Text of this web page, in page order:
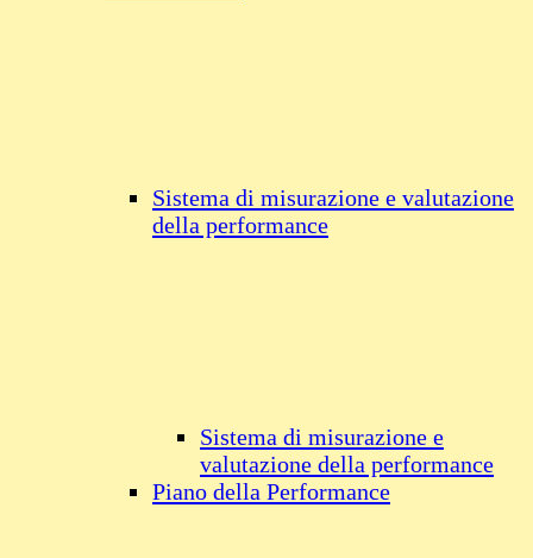
Sistema di misurazione e valutazione
della performance
Sistema di misurazione e
valutazione della performance
Piano della Performance